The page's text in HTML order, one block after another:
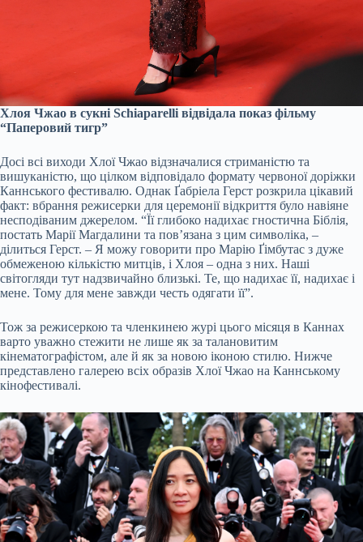
Хлоя Чжао в сукні Schiaparelli відвідала показ фільму
“Паперовий тигр”
Досі всі виходи Хлої Чжао відзначалися стриманістю та
вишуканістю, що цілком відповідало формату червоної доріжки
Каннського фестивалю. Однак Ґабріела Герст розкрила цікавий
факт: вбрання режисерки для церемонії відкриття було навіяне
несподіваним джерелом. “Її глибоко надихає гностична Біблія,
постать Марії Магдалини та пов’язана з цим символіка, –
ділиться Герст. – Я можу говорити про Марію Ґімбутас з дуже
обмеженою кількістю митців, і Хлоя – одна з них. Наші
світогляди тут надзвичайно близькі. Те, що надихає її, надихає і
мене. Тому для мене завжди честь одягати її”.
Тож за режисеркою та членкинею журі цього місяця в Каннах
варто уважно стежити не лише як за талановитим
кінематографістом, але й як за новою іконою стилю. Нижче
представлено галерею всіх образів Хлої Чжао на Каннському
кінофестивалі.